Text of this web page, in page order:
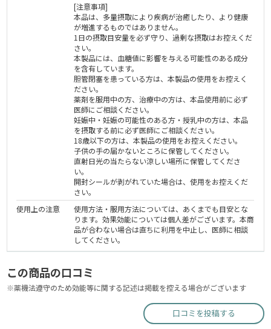
[注意事項]
本品は、多量摂取により疾病が治癒したり、より健康
が増進するものではありません。
1日の摂取目安量を必ず守り、過剰な摂取はお控えくだ
さい。
本製品には、血糖値に影響を与える可能性のある成分
を含有しています。
胆管閉塞を患っている方は、本製品の使用をお控えく
ださい。
薬剤を服用中の方、治療中の方は、本品使用前に必ず
医師にご相談ください。
妊娠中・妊娠の可能性のある方・授乳中の方は、本品
を摂取する前に必ず医師にご相談ください。
18歳以下の方は、本製品の使用をお控えください。
子供の手の届かないところに保管してください。
直射日光の当たらない涼しい場所に保管してくださ
い。
開封シールが剥がれていた場合は、使用をお控えくだ
さい。
使用上の注意
使用方法・服用方法については、あくまでも目安とな
ります。効果効能については個人差がございます。本商
品が合わない場合は直ちに利用を中止し、医師に相談
してください。
この商品の口コミ
※薬機法遵守のため効能等に関する記述は掲載を控える場合がございます
口コミを投稿する